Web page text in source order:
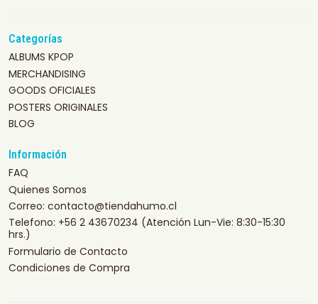
Categorías
ALBUMS KPOP
MERCHANDISING
GOODS OFICIALES
POSTERS ORIGINALES
BLOG
Información
FAQ
Quienes Somos
Correo: contacto@tiendahumo.cl
Telefono: +56 2 43670234 (Atención Lun-Vie: 8:30-15:30
hrs.)
Formulario de Contacto
Condiciones de Compra